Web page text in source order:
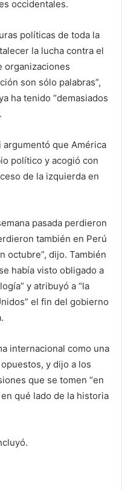
occidentales.
políticas de toda la
la lucha contra el
organizaciones
son sólo palabras”,
ha tenido “demasiados
que América
político y acogió con
de la izquierda en
pasada perdieron
también en Perú
octubre”, dijo. También
había visto obligado a
y atribuyó a “la
el fin del gobierno
internacional como una
y dijo a los
que se tomen “en
qué lado de la historia